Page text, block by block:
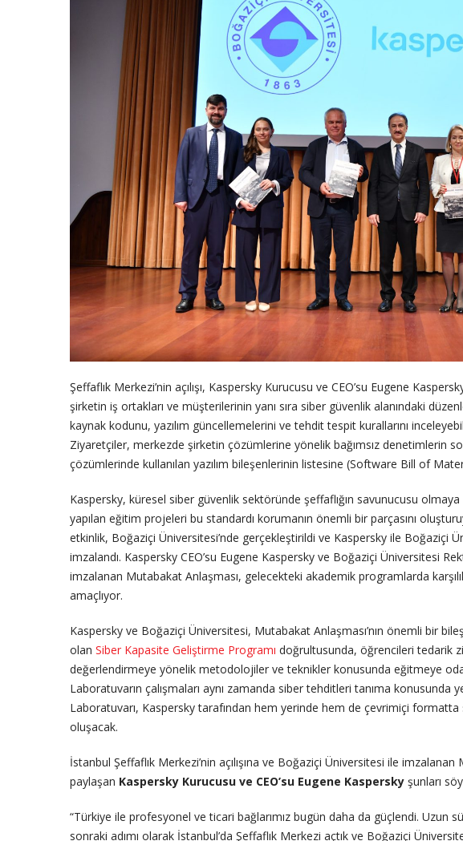
Şeffaflık Merkezi’nin açılışı, Kaspersky Kurucusu ve CEO’su Eugene
şirketin iş ortakları ve müşterilerinin yanı sıra siber güvenlik alanındaki
kaynak kodunu, yazılım güncellemelerini ve tehdit tespit kurallarını
Ziyaretçiler, merkezde şirketin çözümlerine yönelik bağımsız denetimlerin
çözümlerinde kullanılan yazılım bileşenlerinin listesine (Software Bill of
Kaspersky, küresel siber güvenlik sektöründe şeffaflığın savunucusu
yapılan eğitim projeleri bu standardı korumanın önemli bir parçasını
etkinlik, Boğaziçi Üniversitesi’nde gerçekleştirildi ve Kaspersky ile Boğaziçi
imzalandı. Kaspersky CEO’su Eugene Kaspersky ve Boğaziçi Üniversitesi
imzalanan Mutabakat Anlaşması, gelecekteki akademik programlarda
amaçlıyor.
Kaspersky ve Boğaziçi Üniversitesi, Mutabakat Anlaşması’nın önemli bir
olan Siber Kapasite Geliştirme Programı doğrultusunda, öğrencileri tedarik
değerlendirmeye yönelik metodolojiler ve teknikler konusunda eğitmeye
Laboratuvarın çalışmaları aynı zamanda siber tehditleri tanıma konusunda
Laboratuvarı, Kaspersky tarafından hem yerinde hem de çevrimiçi
oluşacak.
İstanbul Şeffaflık Merkezi’nin açılışına ve Boğaziçi Üniversitesi ile
paylaşan Kaspersky Kurucusu ve CEO’su Eugene Kaspersky şunları
“Türkiye ile profesyonel ve ticari bağlarımız bugün daha da güçlendi. Uzun
sonraki adımı olarak İstanbul’da Şeffaflık Merkezi açtık ve Boğaziçi